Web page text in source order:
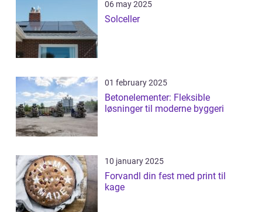
06 may 2025
Solceller
01 february 2025
Betonelementer: Fleksible
løsninger til moderne byggeri
10 january 2025
Forvandl din fest med print til
kage